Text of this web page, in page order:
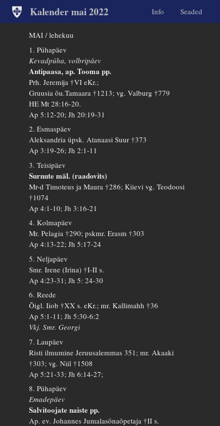
Kalender mai 2022 Info Seaded
MAI / lehekuu
1. Pühapäev
Kevadpüha, volbripäev
Antipaasa, ap. Tooma pp.
Prh. Jeremija †VI eKr.;
Gruusia õu.Tamaara †1213; vg. Valburg †779
HE Mt 28:16-20.
Ap 5:12-20; Jh 20:19-31
2. Esmaspäev
Aleksandria üpsk. Atanaasi Suur †373
Ap 3:19-26; Jh 2:1-11
3. Teisipäev
Surnute mäl. (raadovits)
Mr-d Timoteus ja Maura †286; Kiievi vg. Teodoosi
†1074
Ap 4:1-10; Jh 3:16-21
4. Kolmapäev
Mr. Pelagia †290; pskmr. Erasm †303
Ap 4:13-22; Jh 5:17-24
5. Neljapäev
Smr. Irene (Irina) †I-II s.
Ap 4:23-31; Jh 5: 24-30
6. Reede
Õigl. Iiob †XX s. eKr.; mr. Kallimahh †36
Ap 5:1-11; Jh 5:30-6:2
Vkj. Smr. Georgi
7. Laupäev
Risti ilmumine Jeruusalemmas 351; mr. Akaaki
†303; vg. Niil †1508
Ap 5:21-33; Jh 6:14-27;
8. Pühapäev
Emadepäev
Salvitoojate naiste pp.
Ap. ev. Johannes Jumalasõnaõpetaja †II s.